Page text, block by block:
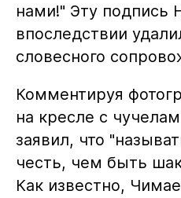
нами!" Эту подпись
впоследствии
словесного
Комментируя
на кресле с
заявил, что
честь, чем быть
Как известно,